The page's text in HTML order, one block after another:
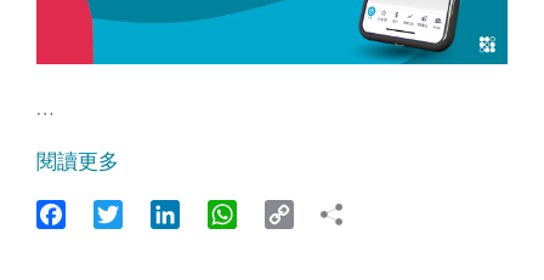
…
閱讀更多
FacebookTwitter LinkedIn WhatsApp
Copy